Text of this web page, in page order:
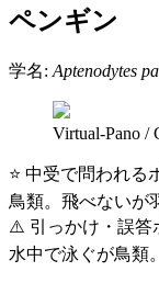
ペンギン
学名: Aptenodytes
Virtual-Pano /
⭐ 中受で問われる
鳥類。飛べないが
⚠️ 引っかけ・誤答
水中で泳ぐが鳥類